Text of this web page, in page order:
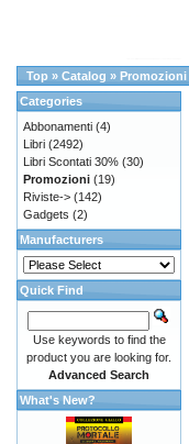
Top » Catalog » Promozioni
Categories
Abbonamenti (4)
Libri (2492)
Libri Scontati 30% (30)
Promozioni (19)
Riviste-> (142)
Gadgets (2)
Manufacturers
Quick Find
Use keywords to find the
product you are looking for.
Advanced Search
What's New?